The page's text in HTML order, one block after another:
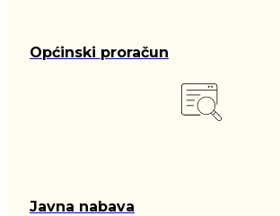
Općinski proračun
Javna nabava